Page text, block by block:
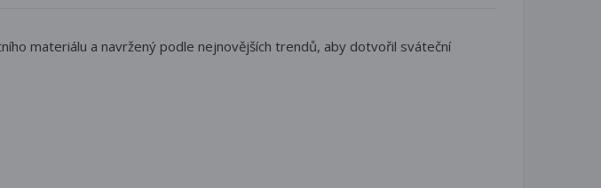
materiálu a navržený podle nejnovějších trendů, aby dotvořil sváteční